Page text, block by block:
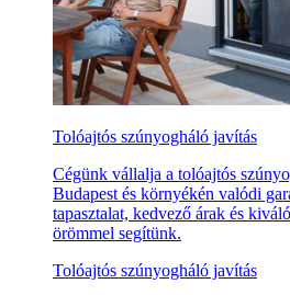
Tolóajtós szúnyogháló javítás
Cégünk vállalja a tolóajtós
Budapest és környékén valódi
tapasztalat, kedvező árak és
örömmel segítünk.
Tolóajtós szúnyogháló javítás